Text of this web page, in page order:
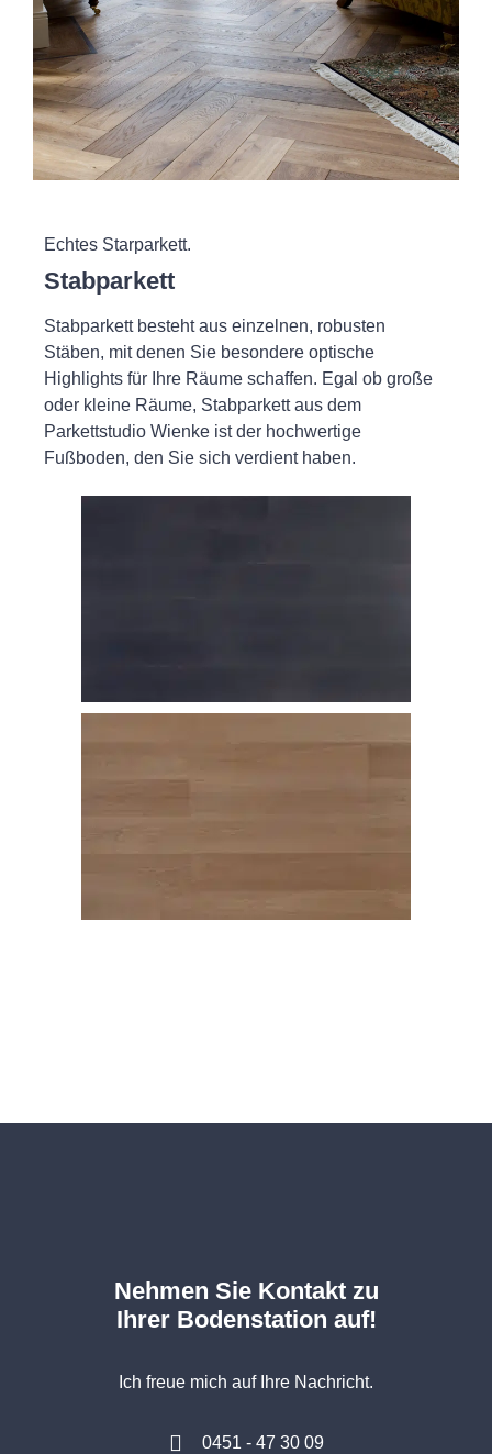
Echtes Starparkett.
Stabparkett
Stabparkett besteht aus einzelnen, robusten
Stäben, mit denen Sie besondere optische
Highlights für Ihre Räume schaffen. Egal ob große
oder kleine Räume, Stabparkett aus dem
Parkettstudio Wienke ist der hochwertige
Fußboden, den Sie sich verdient haben.
Nehmen Sie Kontakt zu
Ihrer Bodenstation auf!
Ich freue mich auf Ihre Nachricht.
0451 - 47 30 09